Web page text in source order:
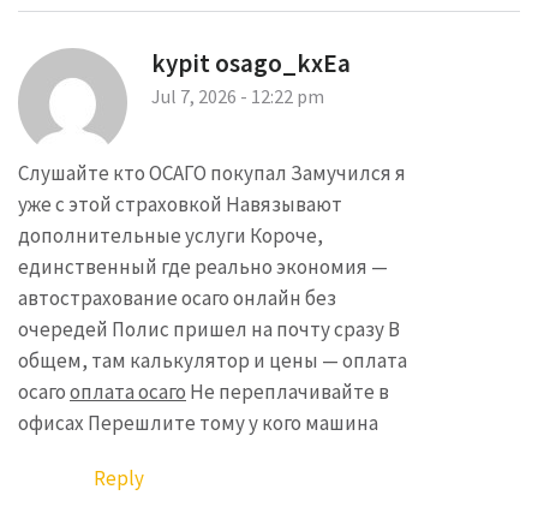
kypit osago_kxEa
Jul 7, 2026 - 12:22 pm
Слушайте кто ОСАГО покупал Замучился я
уже с этой страховкой Навязывают
дополнительные услуги Короче,
единственный где реально экономия —
автострахование осаго онлайн без
очередей Полис пришел на почту сразу В
общем, там калькулятор и цены — оплата
осагооплата осаго Не переплачивайте в
офисах Перешлите тому у кого машина
Reply